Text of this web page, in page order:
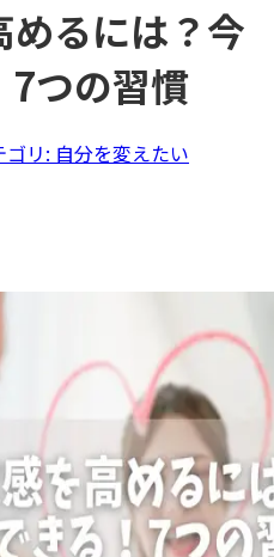
めるには？今
7つの習慣
ゴリ: 自分を変えたい